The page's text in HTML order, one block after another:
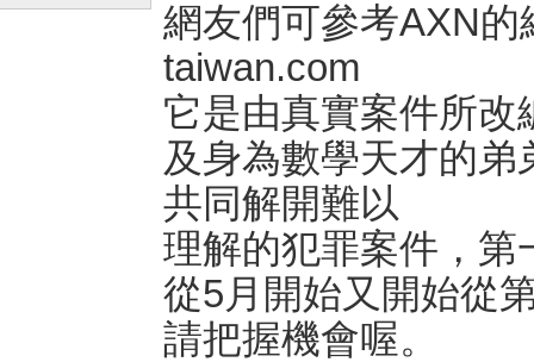
網友們可參考AXN
taiwan.com
它是由真實案件所
及身為數學天才的
共同解開難以
理解的犯罪案件，第
從5月開始又開始從
請把握機會喔。